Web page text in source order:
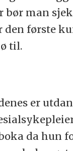
bør man
den første
til.
er
da hun